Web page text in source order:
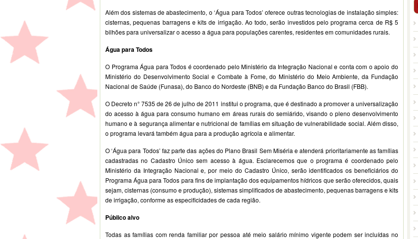
Além dos sistemas de abastecimento, o ‘Água para Todos’ oferece outras tecnologias de instalação simples:
cisternas, pequenas barragens e kits de irrigação. Ao todo, serão investidos pelo programa cerca de R$ 5
bilhões para universalizar o acesso a água para populações carentes, residentes em comunidades rurais.
Água para Todos
O Programa Água para Todos é coordenado pelo Ministério da Integração Nacional e conta com o apoio do
Ministério do Desenvolvimento Social e Combate à Fome, do Ministério do Meio Ambiente, da Fundação
Nacional de Saúde (Funasa), do Banco do Nordeste (BNB) e da Fundação Banco do Brasil (FBB).
O Decreto n° 7535 de 26 de julho de 2011 institui o programa, que é destinado a promover a universalização
do acesso à água para consumo humano em áreas rurais do semiárido, visando o pleno desenvolvimento
humano e à segurança alimentar e nutricional de famílias em situação de vulnerabilidade social. Além disso,
o programa levará também água para a produção agrícola e alimentar.
O ‘Água para Todos’ faz parte das ações do Plano Brasil Sem Miséria e atenderá prioritariamente as famílias
cadastradas no Cadastro Único sem acesso à água. Esclarecemos que o programa é coordenado pelo
Ministério da Integração Nacional e, por meio do Cadastro Único, serão identificados os beneficiários do
Programa Água para Todos para fins de implantação dos equipamentos hídricos que serão oferecidos, quais
sejam, cisternas (consumo e produção), sistemas simplificados de abastecimento, pequenas barragens e kits
de irrigação, conforme as especificidades de cada região.
Público alvo
Todas as famílias com renda familiar por pessoa até meio salário mínimo vigente podem ser incluídas no